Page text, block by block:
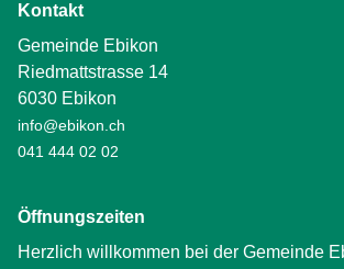
Kontakt
Gemeinde Ebikon
Riedmattstrasse 14
6030 Ebikon
info@ebikon.ch
041 444 02 02
Öffnungszeiten
Herzlich willkommen bei der Gemeinde